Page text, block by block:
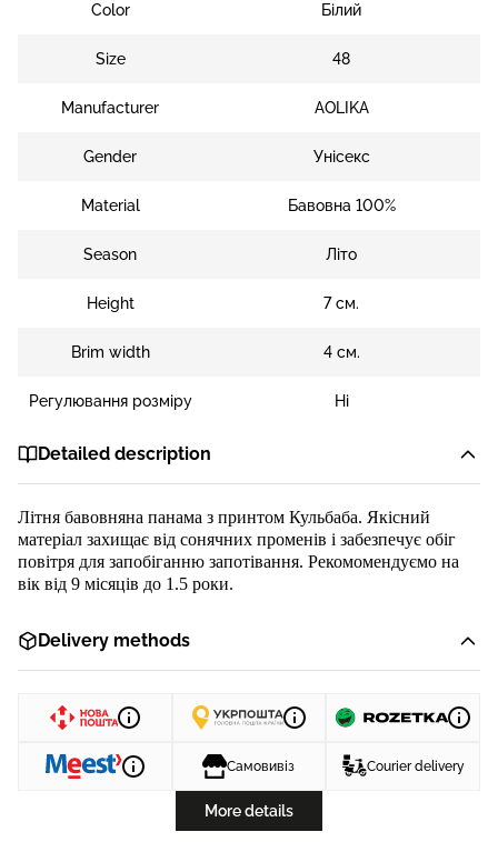
Color Білий
Size 48
Manufacturer AOLIKA
Gender Унісекс
Material Бавовна 100%
Season Літо
Height 7 см.
Brim width 4 см.
Регулювання розміру Ні
Detailed description
Літня бавовняна панама з принтом Кульбаба. Якісний
матеріал захищає від сонячних променів і забезпечує обіг
повітря для запобіганню запотівання. Рекомомендуємо на
вік від 9 місяців до 1.5 роки.
Delivery methods
Самовивіз Courier delivery
More details